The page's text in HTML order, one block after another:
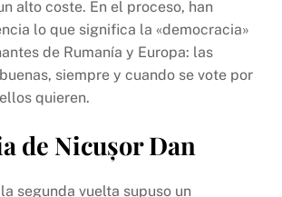
alto coste. En el proceso, han
lo que significa la «democracia»
de Rumanía y Europa: las
siempre y cuando se vote por
quieren.
de Nicușor Dan
segunda vuelta supuso un